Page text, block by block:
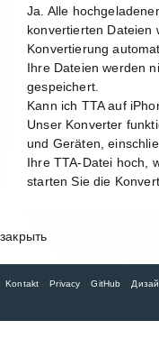
Ja. Alle
konvertierten Dateien
Konvertierung
Ihre Dateien werden
gespeichert.
Kann ich TTA auf
Unser Konverter
und Geräten,
Ihre TTA-Datei hoch,
starten Sie die
закрыть
Kontakt Privacy GitHub